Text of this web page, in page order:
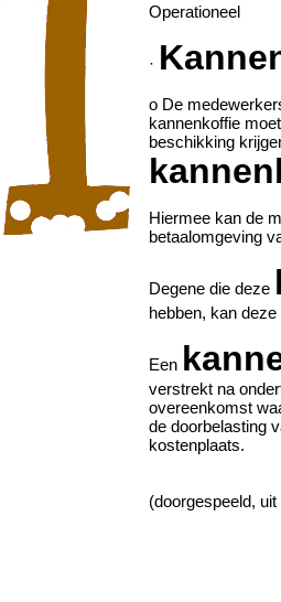
Operationeel
·
o De
kannenkoffie
beschikking
Hiermee kan de
betaalomgeving
Degene die deze
hebben, kan
Een
verstrekt na
overeenkomst
de doorbelasting
kostenplaats.
(doorgespeeld,